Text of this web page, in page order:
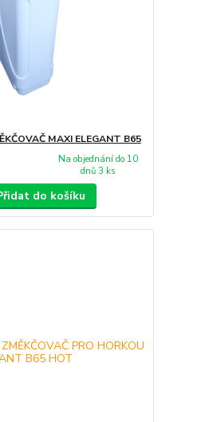
MAXI ELEGANT B65
Na objednání do 10
dnů 3 ks
do košíku